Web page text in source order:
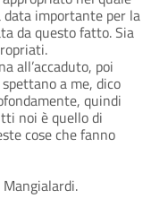
importante per la
da questo fatto. Sia
all’accaduto, poi
a me, dico
quindi
noi è quello di
cose che fanno
Mangialardi.